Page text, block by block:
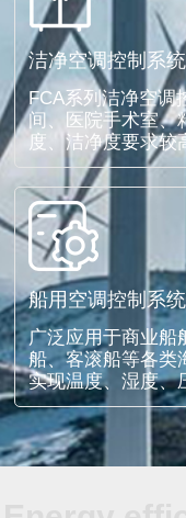
洁净空调控制系统
FCA系列洁净空调
间、医院手术室、
度、洁净度要求较
船用空调控制系统
广泛应用于商业船
船、客滚船等各类
实现温度、湿度、